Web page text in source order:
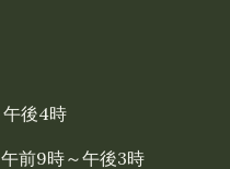
後4時
前9時～午後3時